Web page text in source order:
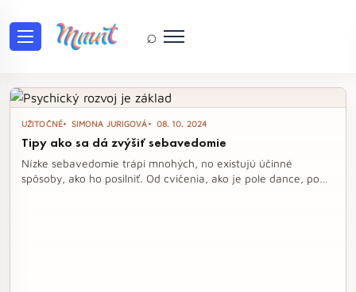
⌕
Tag: cvičenie
UŽITOČNÉ SIMONA JURIGOVÁ 08. 10. 2024
Tipy ako sa dá zvýšiť sebavedomie
Nízke sebavedomie trápi mnohých, no existujú účinné
spôsoby, ako ho posilniť. Od cvičenia, ako je pole dance, po